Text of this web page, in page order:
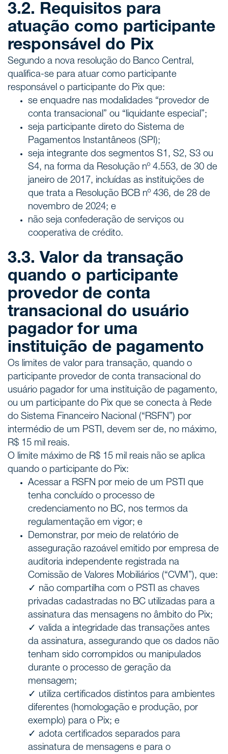
3.2. Requisitos para
atuação como participante
responsável do Pix
Segundo a nova resolução do Banco Central,
qualifica-se para atuar como participante
responsável o participante do Pix que:
se enquadre nas modalidades “provedor de
conta transacional” ou “liquidante especial”;
seja participante direto do Sistema de
Pagamentos Instantâneos (SPI);
seja integrante dos segmentos S1, S2, S3 ou
S4, na forma da Resolução nº 4.553, de 30 de
janeiro de 2017, incluídas as instituições de
que trata a Resolução BCB nº 436, de 28 de
novembro de 2024; e
não seja confederação de serviços ou
cooperativa de crédito.
3.3. Valor da transação
quando o participante
provedor de conta
transacional do usuário
pagador for uma
instituição de pagamento
Os limites de valor para transação, quando o
participante provedor de conta transacional do
usuário pagador for uma instituição de pagamento,
ou um participante do Pix que se conecta à Rede
do Sistema Financeiro Nacional (“RSFN”) por
intermédio de um PSTI, devem ser de, no máximo,
R$ 15 mil reais.
O limite máximo de R$ 15 mil reais não se aplica
quando o participante do Pix:
Acessar a RSFN por meio de um PSTI que
tenha concluído o processo de
credenciamento no BC, nos termos da
regulamentação em vigor; e
Demonstrar, por meio de relatório de
asseguração razoável emitido por empresa de
auditoria independente registrada na
Comissão de Valores Mobiliários (“CVM”), que:
✓ não compartilha com o PSTI as chaves
privadas cadastradas no BC utilizadas para a
assinatura das mensagens no âmbito do Pix;
✓ valida a integridade das transações antes
da assinatura, assegurando que os dados não
tenham sido corrompidos ou manipulados
durante o processo de geração da
mensagem;
✓ utiliza certificados distintos para ambientes
diferentes (homologação e produção, por
exemplo) para o Pix; e
✓ adota certificados separados para
assinatura de mensagens e para o